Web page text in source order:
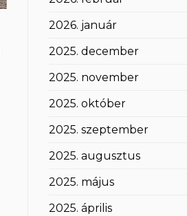
2026. január
2025. december
2025. november
2025. október
2025. szeptember
2025. augusztus
2025. május
2025. április